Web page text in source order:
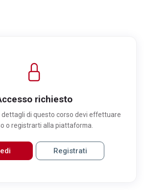
richiesto
dettagli di questo corso devi effettuare
o registrarti alla piattaforma.
Registrati